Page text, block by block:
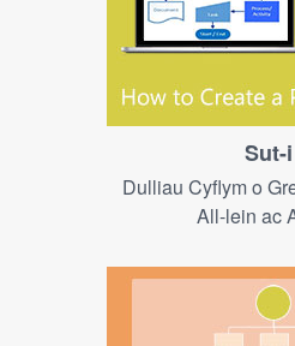
Sut-i
Dulliau Cyflym o
All-lein ac